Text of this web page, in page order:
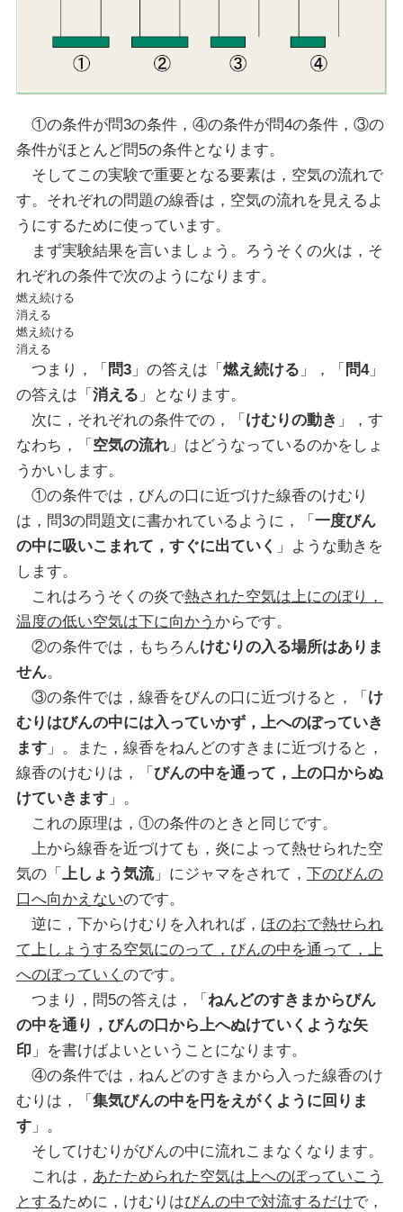
①の条件が問3の条件，④の条件が問4の条件，③の
条件がほとんど問5の条件となります。
そしてこの実験で重要となる要素は，空気の流れで
す。それぞれの問題の線香は，空気の流れを見えるよ
うにするために使っています。
まず実験結果を言いましょう。ろうそくの火は，そ
れぞれの条件で次のようになります。
燃え続ける
消える
燃え続ける
消える
つまり，「 問3」の答えは「 燃え続ける 」，「 問4」
の答えは「 消える 」となります。
次に，それぞれの条件での，「 けむりの動き 」，す
なわち，「 空気の流れ」はどうなっているのかをしょ
うかいします。
①の条件では，びんの口に近づけた線香のけむり
は，問3の問題文に書かれているように，「 一度びん
の中に吸いこまれて，すぐに出ていく 」ような動きを
します。
これはろうそくの炎で熱された空気は上にのぼり，
温度の低い空気は下に向かう からです。
②の条件では，もちろんけむりの入る場所はありま
せん。
③の条件では，線香をびんの口に近づけると，「 け
むりはびんの中には入っていかず，上へのぼっていき
ます」。また，線香をねんどのすきまに近づけると，
線香のけむりは，「 びんの中を通って，上の口からぬ
けていきます」。
これの原理は，①の条件のときと同じです。
上から線香を近づけても，炎によって熱せられた空
気の「 上しょう気流」にジャマをされて， 下のびんの
口へ向かえないのです。
逆に，下からけむりを入れれば， ほのおで熱せられ
て上しょうする空気にのって，びんの中を通って，上
へのぼっていく のです。
つまり，問5の答えは，「 ねんどのすきまからびん
の中を通り，びんの口から上へぬけていくような矢
印」を書けばよいということになります。
④の条件では，ねんどのすきまから入った線香のけ
むりは，「 集気びんの中を円をえがくように回りま
す」。
そしてけむりがびんの中に流れこまなくなります。
これは， あたためられた空気は上へのぼっていこう
とするために，けむりはびんの中で対流するだけで，